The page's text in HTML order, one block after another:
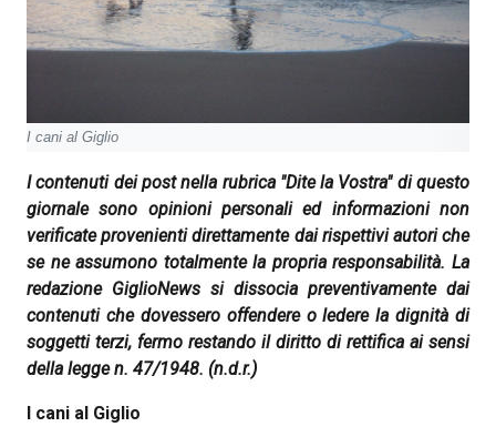
I cani al Giglio
I contenuti dei post nella rubrica "Dite la Vostra" di questo
giornale sono opinioni personali ed informazioni non
verificate provenienti direttamente dai rispettivi autori che
se ne assumono totalmente la propria responsabilità. La
redazione GiglioNews si dissocia preventivamente dai
contenuti che dovessero offendere o ledere la dignità di
soggetti terzi, fermo restando il diritto di rettifica ai sensi
della legge n. 47/1948. (n.d.r.)
I cani al Giglio